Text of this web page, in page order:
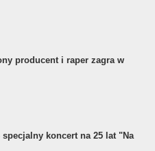
producent i raper zagra w
specjalny koncert na 25 lat "Na